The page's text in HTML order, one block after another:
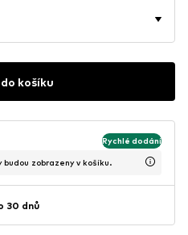
košíku
Rychlé dodání
zobrazeny v košíku.
30 dnů